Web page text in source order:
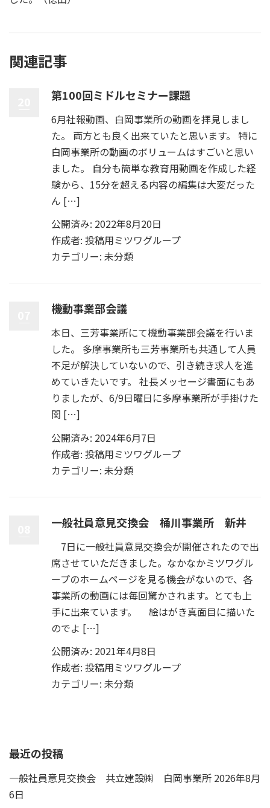
関連記事
第100回ミドルセミナー課題
6月社報動画、白岡事業所の動画を拝見しまし
た。 両方とも良く出来ていたと思います。 特に
白岡事業所の動画のボリュームはすごいと思い
ました。 自分も簡単な教育用動画を作成した経
験から、15分を超える内容の編集は大変だった
ん […]
公開済み: 2022年8月20日
作成者: 投稿用ミツワグループ
カテゴリー: 未分類
機動事業部会議
本日、三芳事業所にて機動事業部会議を行いま
した。 多摩事業所も三芳事業所も共通して人員
不足が解決していないので、引き続き求人を進
めていきたいです。 社長メッセージ書面にもあ
りましたが、6/9日曜日に多摩事業所が手掛けた
関 […]
公開済み: 2024年6月7日
作成者: 投稿用ミツワグループ
カテゴリー: 未分類
一般社員意見交換会 桶川事業所 新井
7日に一般社員意見交換会が開催されたので出
席させていただきました。なかなかミツワグル
ープのホームページを見る機会がないので、各
事業所の動画には毎回驚かされます。とても上
手に出来ています。 絵はがき真面目に描いた
のでよ […]
公開済み: 2021年4月8日
作成者: 投稿用ミツワグループ
カテゴリー: 未分類
最近の投稿
一般社員意見交換会 共立建設㈱ 白岡事業所 2026年8月
6日